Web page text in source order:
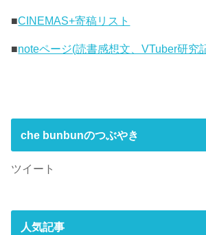
■CINEMAS+寄稿リスト
■noteページ(読書感想文、VTuber研究
che bunbunのつぶやき
ツイート
人気記事